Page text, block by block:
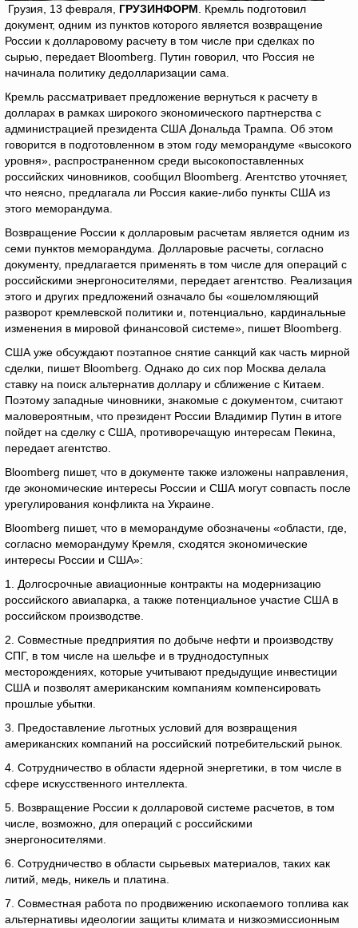
Грузия, 13 февраля, ГРУЗИНФОРМ . Кремль подготовил
документ, одним из пунктов которого является возвращение
России к долларовому расчету в том числе при сделках по
сырью, передает Bloomberg. Путин говорил, что Россия не
начинала политику дедолларизации сама.
Кремль рассматривает предложение вернуться к расчету в
долларах в рамках широкого экономического партнерства с
администрацией президента США Дональда Трампа. Об этом
говорится в подготовленном в этом году меморандуме «высокого
уровня», распространенном среди высокопоставленных
российских чиновников, сообщил Bloomberg. Агентство уточняет,
что неясно, предлагала ли Россия какие-либо пункты США из
этого меморандума.
Возвращение России к долларовым расчетам является одним из
семи пунктов меморандума. Долларовые расчеты, согласно
документу, предлагается применять в том числе для операций с
российскими энергоносителями, передает агентство. Реализация
этого и других предложений означало бы «ошеломляющий
разворот кремлевской политики и, потенциально, кардинальные
изменения в мировой финансовой системе», пишет Bloomberg.
США уже обсуждают поэтапное снятие санкций как часть мирной
сделки, пишет Bloomberg. Однако до сих пор Москва делала
ставку на поиск альтернатив доллару и сближение с Китаем.
Поэтому западные чиновники, знакомые с документом, считают
маловероятным, что президент России Владимир Путин в итоге
пойдет на сделку с США, противоречащую интересам Пекина,
передает агентство.
Bloomberg пишет, что в документе также изложены направления,
где экономические интересы России и США могут совпасть после
урегулирования конфликта на Украине.
Bloomberg пишет, что в меморандуме обозначены «области, где,
согласно меморандуму Кремля, сходятся экономические
интересы России и США»:
1. Долгосрочные авиационные контракты на модернизацию
российского авиапарка, а также потенциальное участие США в
российском производстве.
2. Совместные предприятия по добыче нефти и производству
СПГ, в том числе на шельфе и в труднодоступных
месторождениях, которые учитывают предыдущие инвестиции
США и позволят американским компаниям компенсировать
прошлые убытки.
3. Предоставление льготных условий для возвращения
американских компаний на российский потребительский рынок.
4. Сотрудничество в области ядерной энергетики, в том числе в
сфере искусственного интеллекта.
5. Возвращение России к долларовой системе расчетов, в том
числе, возможно, для операций с российскими
энергоносителями.
6. Сотрудничество в области сырьевых материалов, таких как
литий, медь, никель и платина.
7. Совместная работа по продвижению ископаемого топлива как
альтернативы идеологии защиты климата и низкоэмиссионным